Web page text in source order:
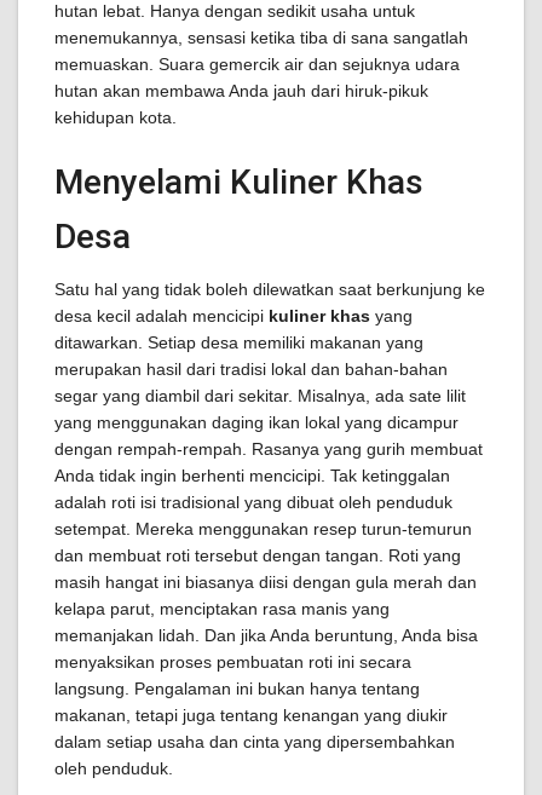
hutan lebat. Hanya dengan sedikit usaha untuk
menemukannya, sensasi ketika tiba di sana sangatlah
memuaskan. Suara gemercik air dan sejuknya udara
hutan akan membawa Anda jauh dari hiruk-pikuk
kehidupan kota.
Menyelami Kuliner Khas
Desa
Satu hal yang tidak boleh dilewatkan saat berkunjung ke
desa kecil adalah mencicipi kuliner khas yang
ditawarkan. Setiap desa memiliki makanan yang
merupakan hasil dari tradisi lokal dan bahan-bahan
segar yang diambil dari sekitar. Misalnya, ada sate lilit
yang menggunakan daging ikan lokal yang dicampur
dengan rempah-rempah. Rasanya yang gurih membuat
Anda tidak ingin berhenti mencicipi. Tak ketinggalan
adalah roti isi tradisional yang dibuat oleh penduduk
setempat. Mereka menggunakan resep turun-temurun
dan membuat roti tersebut dengan tangan. Roti yang
masih hangat ini biasanya diisi dengan gula merah dan
kelapa parut, menciptakan rasa manis yang
memanjakan lidah. Dan jika Anda beruntung, Anda bisa
menyaksikan proses pembuatan roti ini secara
langsung. Pengalaman ini bukan hanya tentang
makanan, tetapi juga tentang kenangan yang diukir
dalam setiap usaha dan cinta yang dipersembahkan
oleh penduduk.